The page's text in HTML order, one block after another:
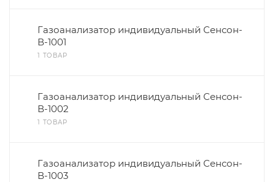
Газоанализатор индивидуальный Сенсон-
В-1001
1 ТОВАР
Газоанализатор индивидуальный Сенсон-
В-1002
1 ТОВАР
Газоанализатор индивидуальный Сенсон-
В-1003